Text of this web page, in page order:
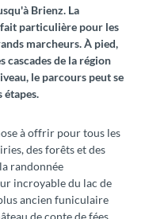
Brienz. La
particulière pour les
marcheurs. À pied,
de la région
le parcours peut se
étapes.
à offrir pour tous les
des forêts et des
randonnée
incroyable du lac de
ancien funiculaire